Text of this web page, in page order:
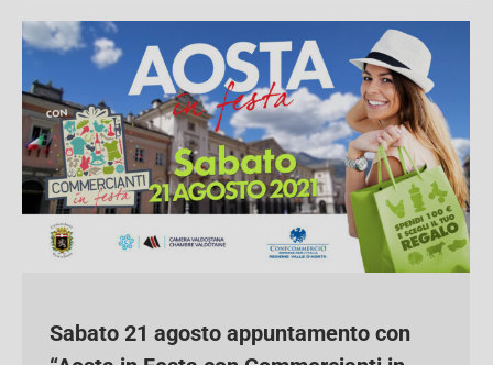
Sabato 21 agosto appuntamento con